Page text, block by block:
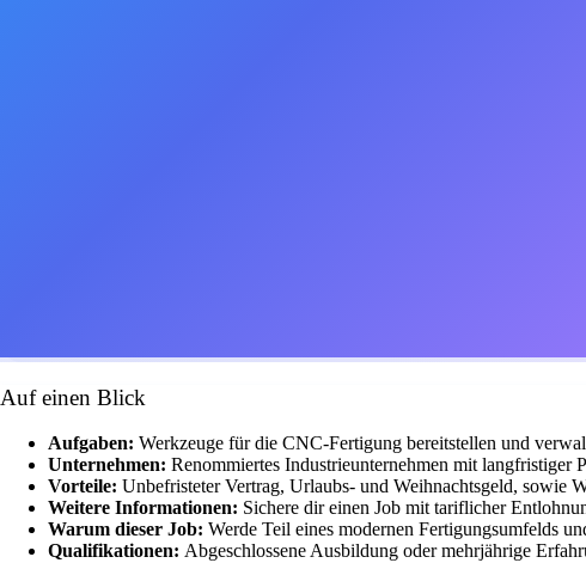
Auf einen Blick
Aufgaben: Werkzeuge für die CNC-Fertigung bereitstellen und
Unternehmen: Renommiertes Industrieunternehmen mit langfristiger
Vorteile: Unbefristeter Vertrag, Urlaubs- und Weihnachtsgeld, sowie
Weitere Informationen: Sichere dir einen Job mit tariflicher
Warum dieser Job: Werde Teil eines modernen Fertigungsumfelds
Qualifikationen: Abgeschlossene Ausbildung oder mehrjährige